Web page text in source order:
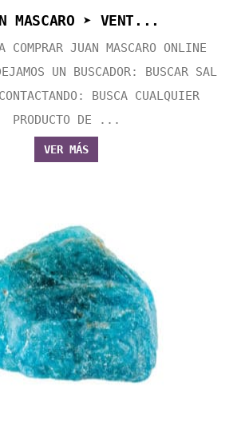
MASCARO ➤ VENT...
COMPRAR JUAN MASCARO ONLINE
UN BUSCADOR: BUSCAR SAL
BUSCA CUALQUIER
PRODUCTO DE ...
VER MÁS